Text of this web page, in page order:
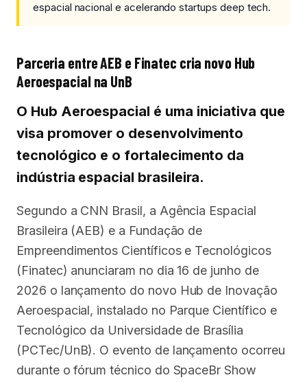
espacial nacional e acelerando startups deep tech.
Parceria entre AEB e Finatec cria novo Hub
Aeroespacial na UnB
O Hub Aeroespacial é uma iniciativa que
visa promover o desenvolvimento
tecnológico e o fortalecimento da
indústria espacial brasileira.
Segundo a CNN Brasil, a Agência Espacial
Brasileira (AEB) e a Fundação de
Empreendimentos Científicos e Tecnológicos
(Finatec) anunciaram no dia 16 de junho de
2026 o lançamento do novo Hub de Inovação
Aeroespacial, instalado no Parque Científico e
Tecnológico da Universidade de Brasília
(PCTec/UnB). O evento de lançamento ocorreu
durante o fórum técnico do SpaceBr Show